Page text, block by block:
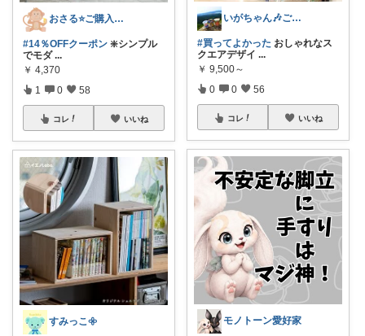
おさる⭐ご購入感謝🐹
#14％OFFクーポン ❇️シンプル
でモダ ...
￥ 4,370
1 0 58
コレ いいね
すみっこ𖧷
いがちゃん🎶ご購入感謝です🎶
#買ってよかった おしゃれなス
クエアデザイ ...
￥ 9,500～
0 0 56
コレ いいね
モノトーン愛好家